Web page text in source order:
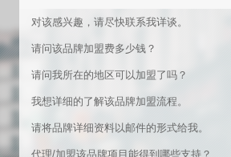
对该感兴趣，请尽快联系我详谈。
请问该品牌加盟费多少钱？
请问我所在的地区可以加盟了吗？
我想详细的了解该品牌加盟流程。
请将品牌详细资料以邮件的形式给我。
代理/加盟该品牌项目能得到哪些支持？